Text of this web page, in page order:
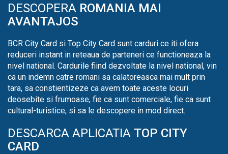
DESCOPERA ROMANIA MAI
AVANTAJOS
BCR City Card si Top City Card sunt carduri ce iti ofera
reduceri instant in reteaua de parteneri ce functioneaza la
nivel national. Cardurile fiind dezvoltate la nivel national, vin
ca un indemn catre romani sa calatoreasca mai mult prin
tara, sa constientizeze ca avem toate aceste locuri
deosebite si frumoase, fie ca sunt comerciale, fie ca sunt
cultural-turistice, si sa le descopere in mod direct.
DESCARCA APLICATIA TOP CITY
CARD